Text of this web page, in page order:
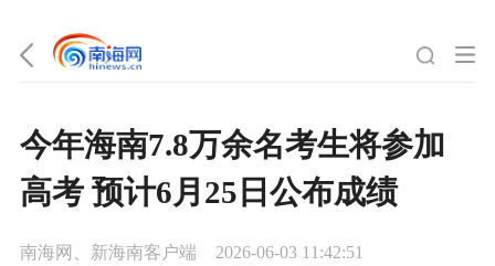
今年海南7.8万余名考生将参加
高考 预计6月25日公布成绩
南海网、新海南客户端 2026-06-03 11:42:51